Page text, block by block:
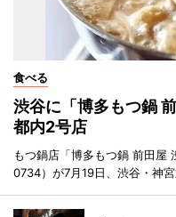
食べる
渋谷に「博多もつ鍋
都内2号店
もつ鍋店「博多もつ鍋 前田屋
0734）が7月19日、渋谷・神宮